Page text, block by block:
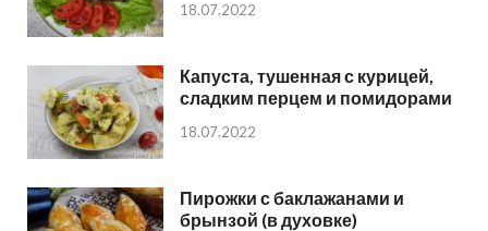
18.07.2022
Капуста, тушенная с курицей,
сладким перцем и помидорами
18.07.2022
Пирожки с баклажанами и
брынзой (в духовке)